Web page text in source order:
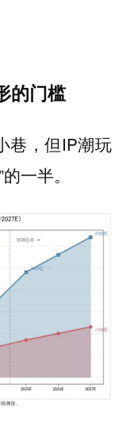
的门槛
巷，但IP潮玩
一半。